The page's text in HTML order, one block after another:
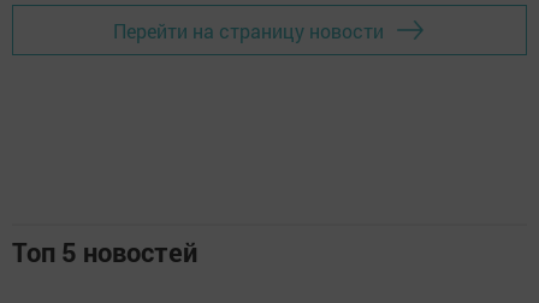
Перейти на страницу новости
Топ 5 новостей